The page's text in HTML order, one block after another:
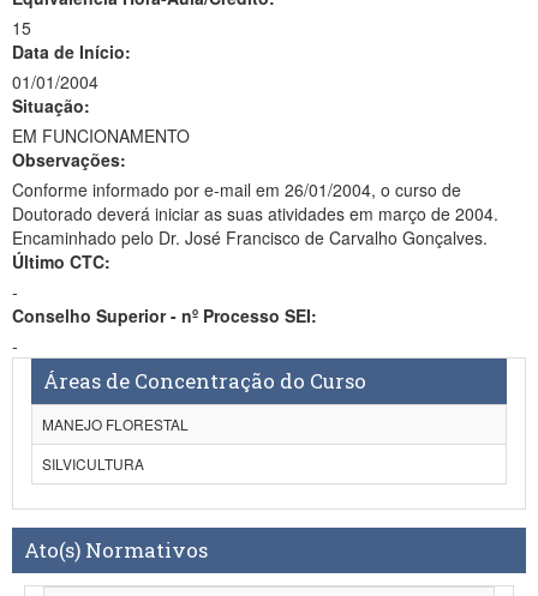
15
Data de Início:
01/01/2004
Situação:
EM FUNCIONAMENTO
Observações:
Conforme informado por e-mail em 26/01/2004, o curso de
Doutorado deverá iniciar as suas atividades em março de 2004.
Encaminhado pelo Dr. José Francisco de Carvalho Gonçalves.
Último CTC:
-
Conselho Superior - nº Processo SEI:
-
Áreas de Concentração do Curso
MANEJO FLORESTAL
SILVICULTURA
Ato(s) Normativos